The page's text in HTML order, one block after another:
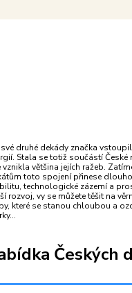
druhé dekády značka
Stala se totiž součástí České
vznikla většina jejích ražeb.
toto spojení přinese
technologické zázemí a
rozvoj, vy se můžete těšit na
které se stanou chloubou a
Českých